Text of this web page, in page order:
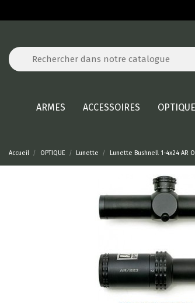
ARMES ACCESSOIRES
Accueil OPTIQUE Lunette Lunette Bushnell 1-4x24 AR